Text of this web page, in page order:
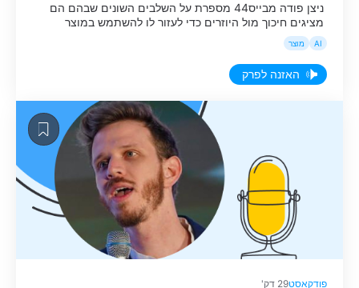
ניצן פודה מבייס44 מספרת על השלבים השונים שבהם הם
מציגים חיכוך מול היוזרים כדי לעזור לו להשתמש במוצר
באופן מיטבי.
AI מוצר
האזנה לפרק
פודקאסט29 דק'